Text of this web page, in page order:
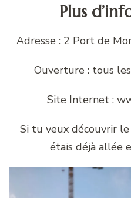
Plus
Adresse : 2 Port de
Ouverture : tous
Site Internet :
Si tu veux découvrir le
étais déjà allée